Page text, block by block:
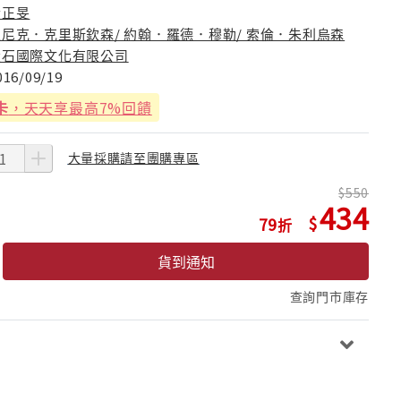
旻
克．克里斯欽森/ 約翰．羅德．穆勒/ 索倫．朱利烏森
國際文化有限公司
09/19
，天天享最高7%回饋
大量採購請至團購專區
79
550
434
貨到通知
查詢門市庫存